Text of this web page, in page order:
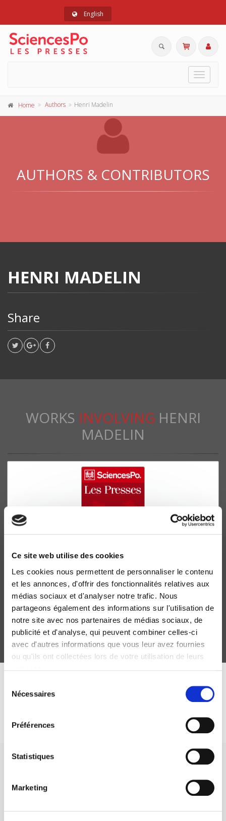
Ce site web utilise des cookies
Les cookies nous permettent de personnaliser le contenu
et les annonces, d'offrir des fonctionnalités relatives aux
médias sociaux et d'analyser notre trafic. Nous
partageons également des informations sur l'utilisation de
notre site avec nos partenaires de médias sociaux, de
publicité et d'analyse, qui peuvent combiner celles-ci
avec d'autres informations que vous leur avez fournies
ou qu'ils ont collectées lors de votre utilisation de leurs
Nécessaires
Préférences
Statistiques
Marketing
English
Toggle
Home Authors Henri Madelin
AUTHORS & CONTRIBUTORS
HENRI MADELIN
Share
WORKS INVOLVING HENRI
MADELIN
Pétrole et politique en Méditerranée occidentale
Henri Madelin
DISCOVER OUR JOURNALS